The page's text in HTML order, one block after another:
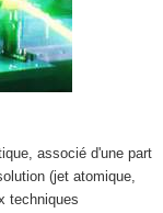
associé d'une part
(jet atomique,
techniques